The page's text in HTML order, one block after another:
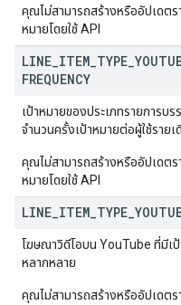
คุณไม่สามารถสร้างหรืออัปเดตร
หมายโดยใช้ API
LINE ITEM TYPE
FREQUENCY
เป้าหมายของประเภทรายการ
จำนวนครั้งเป้าหมายต่อผู้ใช้รายเ
คุณไม่สามารถสร้างหรืออัปเดตร
หมายโดยใช้ API
LINE ITEM TYPE
โฆษณาวิดีโอบน YouTube ที่มี
หลากหลาย
คุณไม่สามารถสร้างหรืออัปเดตร